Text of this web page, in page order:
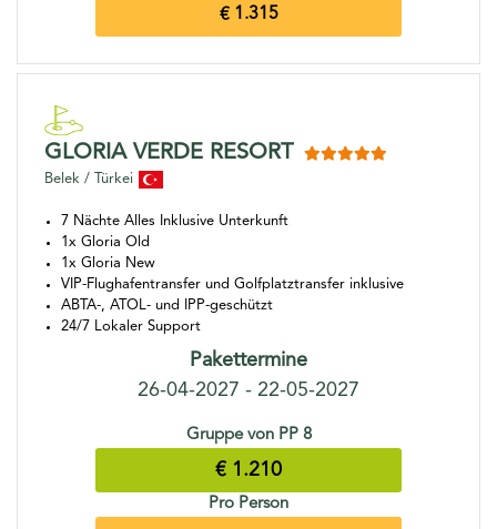
€ 1.315
GLORIA VERDE RESORT
Belek / Türkei
7 Nächte Alles Inklusive Unterkunft
1x Gloria Old
1x Gloria New
VIP-Flughafentransfer und Golfplatztransfer inklusive
ABTA-, ATOL- und IPP-geschützt
24/7 Lokaler Support
Pakettermine
26-04-2027 - 22-05-2027
Gruppe von PP 8
€ 1.210
Pro Person